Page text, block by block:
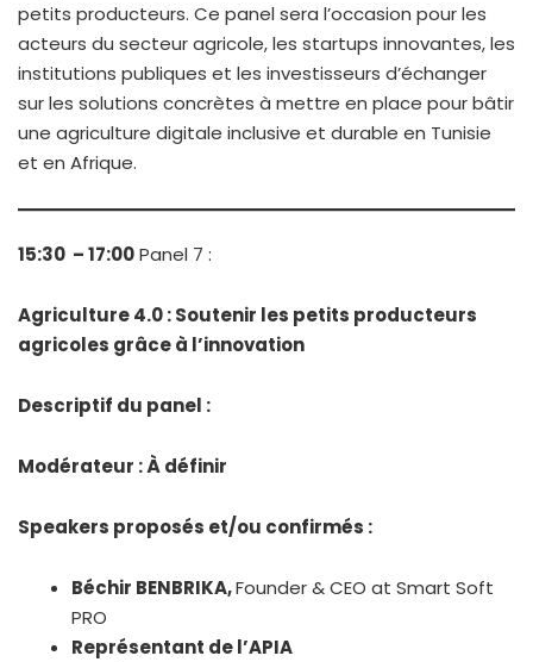
petits producteurs. Ce panel sera l’occasion pour les
acteurs du secteur agricole, les startups innovantes, les
institutions publiques et les investisseurs d’échanger
sur les solutions concrètes à mettre en place pour bâtir
une agriculture digitale inclusive et durable en Tunisie
et en Afrique.
15:30 – 17:00Panel 7 :
Agriculture 4.0 : Soutenir les petits producteurs
agricoles grâce à l’innovation
Descriptif du panel :
Modérateur :À définir
Speakers proposés et/ou confirmés :
Béchir BENBRIKA,Founder & CEO at Smart Soft
PRO
Représentant de l’APIA